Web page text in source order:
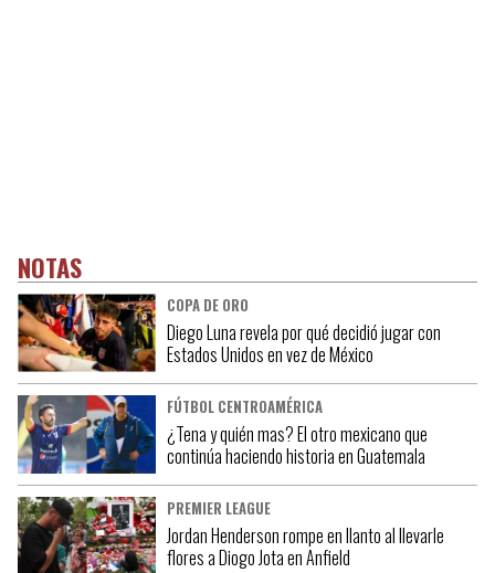
NOTAS
COPA DE ORO
Diego Luna revela por qué decidió jugar con
Estados Unidos en vez de México
FÚTBOL CENTROAMÉRICA
¿Tena y quién mas? El otro mexicano que
continúa haciendo historia en Guatemala
PREMIER LEAGUE
Jordan Henderson rompe en llanto al llevarle
flores a Diogo Jota en Anfield